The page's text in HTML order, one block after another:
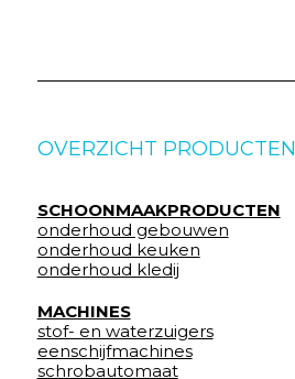
OVERZICHT PRODUCTEN
SCHOONMAAKPRODUCTEN
onderhoud gebouwen
onderhoud keuken
onderhoud kledij
MACHINES
stof- en waterzuigers
eenschijfmachines
schrobautomaat